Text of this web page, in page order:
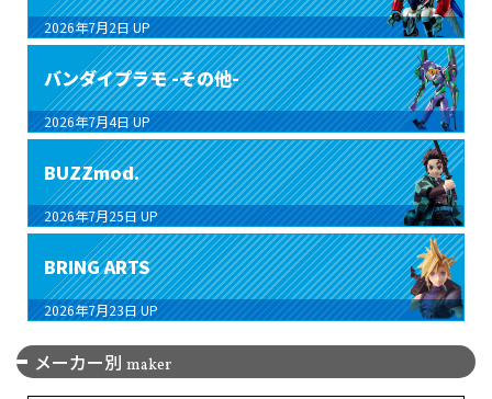
2026年7月2日 UP
バンダイプラモ -その他-
2026年7月4日 UP
BUZZmod.
2026年7月25日 UP
BRING ARTS
2026年7月23日 UP
メーカー別 maker